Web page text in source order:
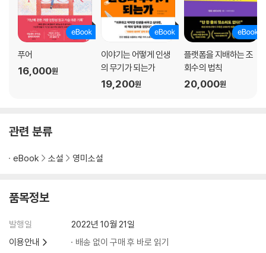
푸어
16,000원
이야기는 어떻게 인생
의 무기가 되는가
19,200원
플랫폼을 지배하는 조
회수의 법칙
20,000원
관련 분류
eBook 소설 영미소설
품목정보
발행일
2022년 10월 21일
이용안내
배송 없이 구매 후 바로 읽기